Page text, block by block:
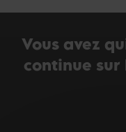
Vous avez
continue sur